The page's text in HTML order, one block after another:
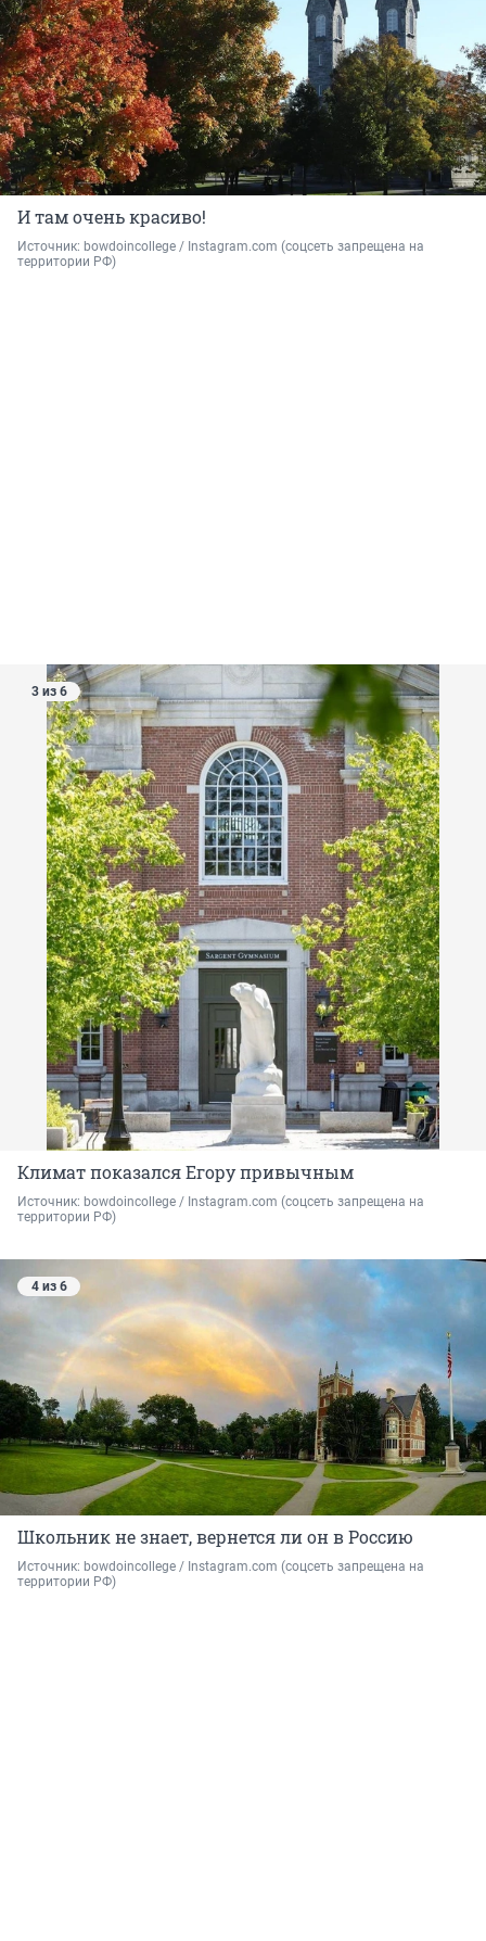
И там очень красиво!
Источник: bowdoincollege / Instagram.com (соцсеть запрещена на
территории РФ)
3 из 6
Климат показался Егору привычным
Источник: bowdoincollege / Instagram.com (соцсеть запрещена на
территории РФ)
4 из 6
Школьник не знает, вернется ли он в Россию
Источник: bowdoincollege / Instagram.com (соцсеть запрещена на
территории РФ)